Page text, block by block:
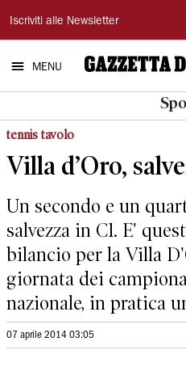
Gazzetta
di
Modena
Iscriviti alle Newsletter
MENU
tennis tavolo
Villa d’Oro,
Un secondo e un
salvezza in C1. E'
bilancio per la Villa
giornata dei
nazionale, in pratica
07 aprile 2014 03:05